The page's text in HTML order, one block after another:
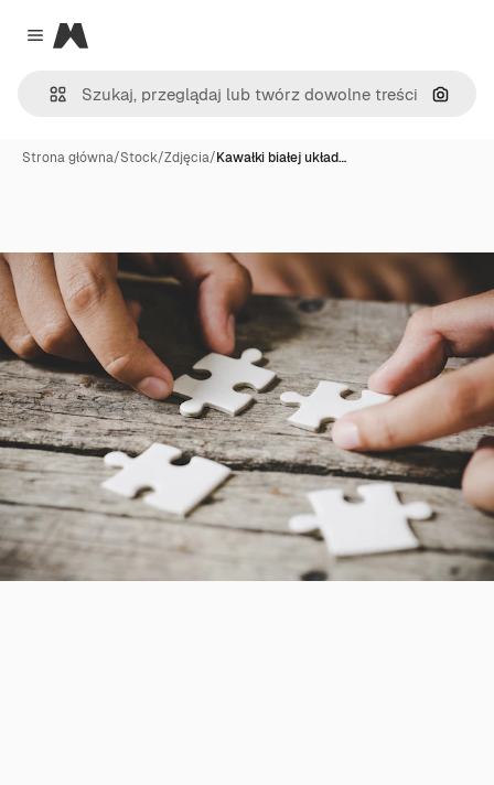
Close menu
Magnific
Szukaj
Strona główna/Stock/Zdjęcia/Kawałki białej układ…